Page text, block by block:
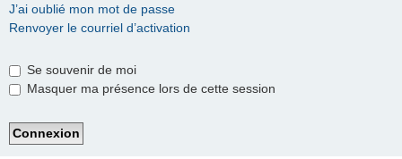
J’ai oublié mon mot de passe
Renvoyer le courriel d’activation
Se souvenir de moi
Masquer ma présence lors de cette session